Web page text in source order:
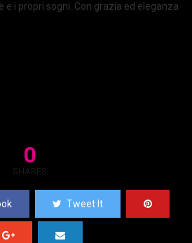
e i propri sogni. Con grazia ed eleganza
0
SHARES
Tweet It